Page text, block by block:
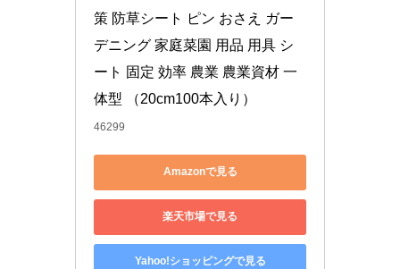
策 防草シート ピン おさえ ガー
デニング 家庭菜園 用品 用具 シ
ート 固定 効率 農業 農業資材 一
体型 （20cm100本入り）
46299
Amazonで見る
楽天市場で見る
Yahoo!ショッピングで見る